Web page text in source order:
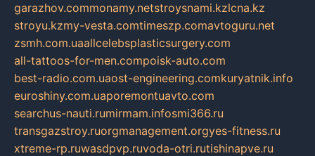
garazhov.commonamy.netstroysnami.kzlcna.kz
stroyu.kzmy-vesta.comtimeszp.comavtoguru.net
zsmh.com.uaallcelebsplasticsurgery.com
all-tattoos-for-men.compoisk-auto.com
best-radio.com.uaost-engineering.comkuryatnik.info
euroshiny.com.uaporemontuavto.com
searchus-nauti.rumirmam.infosmi366.ru
transgazstroy.ruorgmanagement.orgyes-fitness.ru
xtreme-rp.ruwasdpvp.ruvoda-otri.rutishinapve.ru